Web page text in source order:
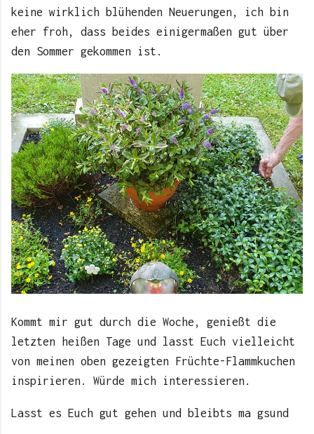
keine wirklich blühenden Neuerungen, ich bin
eher froh, dass beides einigermaßen gut über
den Sommer gekommen ist.
Kommt mir gut durch die Woche, genießt die
letzten heißen Tage und lasst Euch vielleicht
von meinen oben gezeigten Früchte-Flammkuchen
inspirieren. Würde mich interessieren.
Lasst es Euch gut gehen und bleibts ma gsund